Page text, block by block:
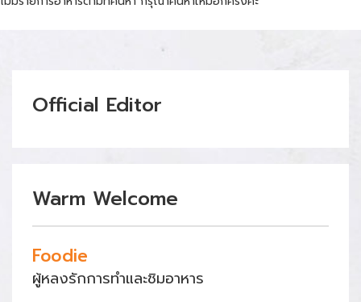
Official Editor
Warm Welcome
Foodie
ผู้หลงรักการทำและชิมอาหาร